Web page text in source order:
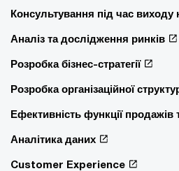
Консультування під час виходу
Аналіз та дослідження ринків
Розробка бізнес-стратегії
Розробка організаційної
Ефективність функції продажів
Аналітика даних
Customer Experience